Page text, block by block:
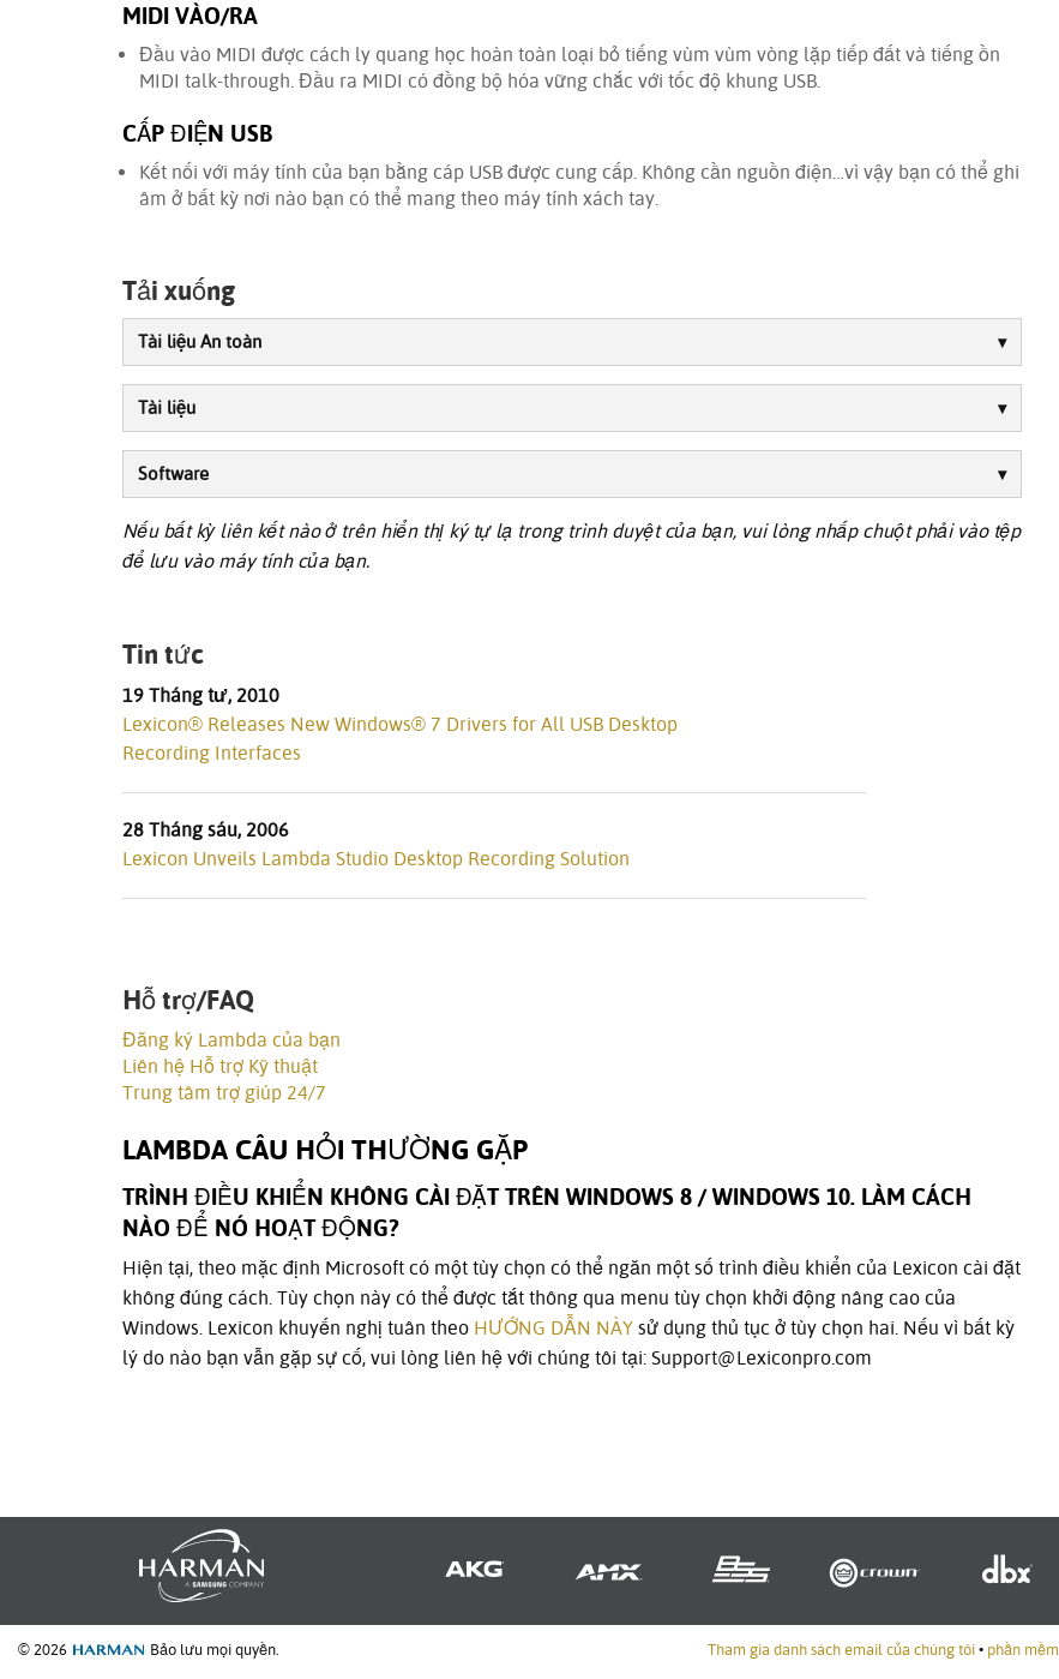
MIDI VÀO/RA
Đầu vào MIDI được cách ly quang học hoàn toàn loại bỏ tiếng vùm vùm vòng lặp tiếp đất và tiếng ồn
MIDI talk-through. Đầu ra MIDI có đồng bộ hóa vững chắc với tốc độ khung USB.
CẤP ĐIỆN USB
Kết nối với máy tính của bạn bằng cáp USB được cung cấp. Không cần nguồn điện…vì vậy bạn có thể ghi
âm ở bất kỳ nơi nào bạn có thể mang theo máy tính xách tay.
Tải xuống
Tài liệu An toàn
Tài liệu
Software
Nếu bất kỳ liên kết nào ở trên hiển thị ký tự lạ trong trình duyệt của bạn, vui lòng nhấp chuột phải vào tệp
để lưu vào máy tính của bạn.
Tin tức
19 Tháng tư, 2010
Lexicon® Releases New Windows® 7 Drivers for All USB Desktop
Recording Interfaces
28 Tháng sáu, 2006
Lexicon Unveils Lambda Studio Desktop Recording Solution
Hỗ trợ/FAQ
Đăng ký Lambda của bạn
Liên hệ Hỗ trợ Kỹ thuật
Trung tâm trợ giúp 24/7
LAMBDA CÂU HỎI THƯỜNG GẶP
TRÌNH ĐIỀU KHIỂN KHÔNG CÀI ĐẶT TRÊN WINDOWS 8 / WINDOWS 10. LÀM CÁCH
NÀO ĐỂ NÓ HOẠT ĐỘNG?
Hiện tại, theo mặc định Microsoft có một tùy chọn có thể ngăn một số trình điều khiển của Lexicon cài đặt
không đúng cách. Tùy chọn này có thể được tắt thông qua menu tùy chọn khởi động nâng cao của
Windows. Lexicon khuyến nghị tuân theo HƯỚNG DẪN NÀY sử dụng thủ tục ở tùy chọn hai. Nếu vì bất kỳ
lý do nào bạn vẫn gặp sự cố, vui lòng liên hệ với chúng tôi tại: Support@Lexiconpro.com
© 2026 Bảo lưu mọi quyền. Tham gia danh sách email của chúng tôi • phần mềm